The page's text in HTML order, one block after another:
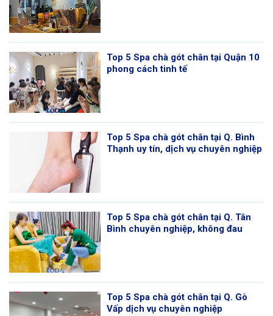
Top 5 Spa chà gót chân tại Quận 10
phong cách tinh tế
Top 5 Spa chà gót chân tại Q. Bình
Thạnh uy tín, dịch vụ chuyên nghiệp
Top 5 Spa chà gót chân tại Q. Tân
Bình chuyên nghiệp, không đau
Top 5 Spa chà gót chân tại Q. Gò
Vấp dịch vụ chuyên nghiệp